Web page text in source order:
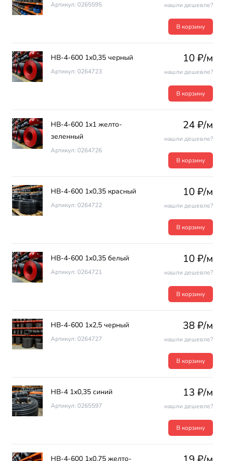
Артикул: 0265595 нашли дешевле?
В корзину
НВ-4-600 1х0,35 черный
Артикул: 0264723
10 ₽/м
нашли дешевле?
В корзину
НВ-4-600 1х1 желто-
зеленный
Артикул: 0264726
24 ₽/м
нашли дешевле?
В корзину
НВ-4-600 1х0,35 красный
Артикул: 0264722
10 ₽/м
нашли дешевле?
В корзину
НВ-4-600 1х0,35 белый
Артикул: 0264721
10 ₽/м
нашли дешевле?
В корзину
НВ-4-600 1х2,5 черный
Артикул: 0264727
38 ₽/м
нашли дешевле?
В корзину
НВ-4 1х0,35 синий
Артикул: 0265597
13 ₽/м
нашли дешевле?
В корзину
НВ-4-600 1х0,75 желто-